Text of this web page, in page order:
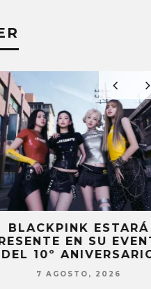
ESTARÁ
EN SU EVENTO
10º ANIVERSARIO
7 AGOSTO, 2026